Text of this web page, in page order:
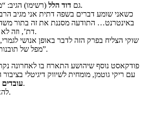
גם דוד הלל
(רשימו) הגיב: “מצטרף להמלצת ההאזנה.
כשאני שומע דברים בשפה דתית אני מגיב
באינטרנט… התודעה מסננת את זה בתור
דת’, וזה לא באמת רלוונטי למי שאני.
שוקי הצליח בפרק הזה לדבר באופן אנושי
מפל של תובנות ומחשבות. ממליץ מאוד”.
פודקאסט נוסף שיהושע התארח בו לאחרונה
עם ריקי גוטמן, מומחית לשיווק דיגיטלי
עובדיםבעסקים קטנים ובינוניים.
.